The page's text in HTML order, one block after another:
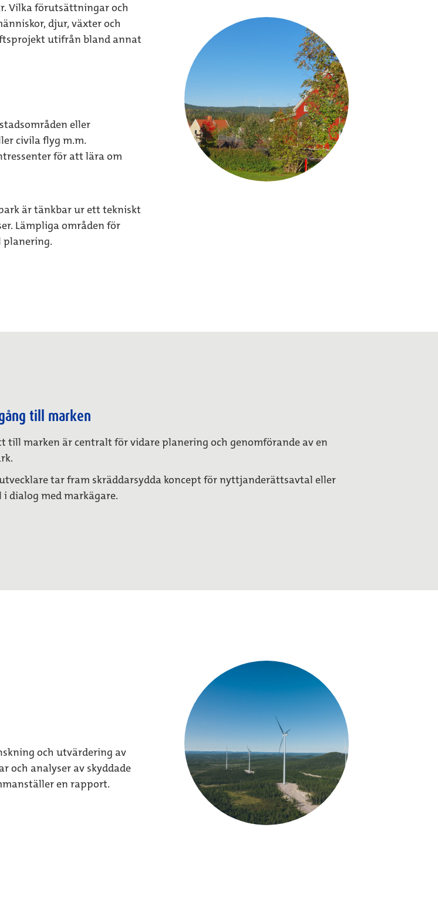
Vilka förutsättningar och
djur, växter och
utifrån bland annat
eller
civila flyg m.m.
för att lära om
är tänkbar ur ett tekniskt
Lämpliga områden för
planering.
till marken
till marken är centralt för vidare planering och genomförande av en
tar fram skräddarsydda koncept för nyttjanderättsavtal eller
dialog med markägare.
och utvärdering av
och analyser av skyddade
en rapport.